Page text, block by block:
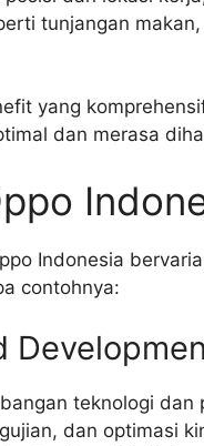
tunjangan
yang
dan merasa
Indonesia
contohnya:
teknologi dan
dan optimasi